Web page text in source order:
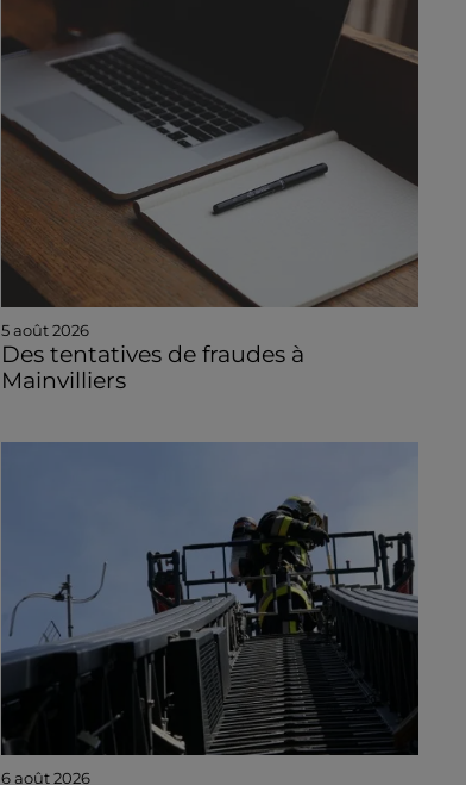
5 août 2026
Des tentatives de fraudes à
Mainvilliers
6 août 2026